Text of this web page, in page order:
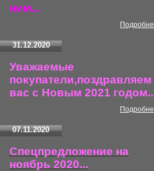
ним...
31.12.2020
Уважаемые
покупатели,поздравляем
вас с Новым 2021
07.11.2020
Спецпредложение на
ноябрь 2020...